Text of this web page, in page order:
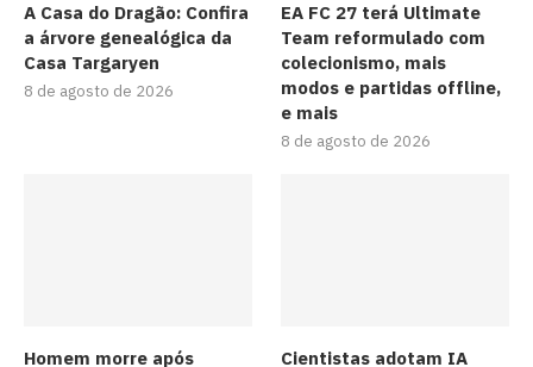
A Casa do Dragão: Confira
a árvore genealógica da
Casa Targaryen
8 de agosto de 2026
EA FC 27 terá Ultimate
Team reformulado com
colecionismo, mais
modos e partidas offline,
e mais
8 de agosto de 2026
Homem morre após Cientistas adotam IA